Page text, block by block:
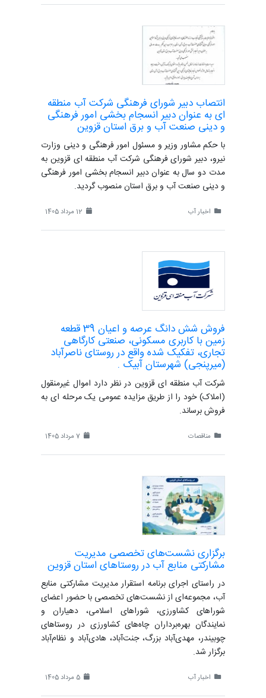
انتصاب دبیر شورای فرهنگی شرکت آب منطقه
ای به عنوان دبیر انسجام بخشی امور فرهنگی
و دینی صنعت آب و برق استان قزوین
با حکم مشاور وزیر و مسئول امور فرهنگی و دینی وزارت
نیرو، دبیر شورای فرهنگی شرکت آب منطقه ای قزوین به
مدت دو سال به عنوان دبیر انسجام بخشی امور فرهنگی
و دینی صنعت آب و برق استان منصوب گردید.
اخبار آب
فروش شش دانگ عرصه و اعیان 39 قطعه
زمین با کاربری مسکونی، صنعتی کارگاهی
تجاری، تفکیک شده واقع در روستای ناصرآباد
(میرپنجی) شهرستان آبیک .
شرکت آب منطقه ای قزوین در نظر دارد اموال غیرمنقول
(املاک) خود را از طریق مزایده عمومی یک مرحله ای به
فروش برساند.
مناقصات
برگزاری نشست‌های تخصصی مدیریت
مشارکتی منابع آب در روستاهای استان قزوین
در راستای اجرای برنامه استقرار مدیریت مشارکتی منابع
آب، مجموعه‌ای از نشست‌های تخصصی با حضور اعضای
شوراهای کشاورزی، شوراهای اسلامی، دهیاران و
نمایندگان بهره‌برداران چاه‌های کشاورزی در روستاهای
چوبیندر، مهدی‌آباد بزرگ، جنت‌آباد، هادی‌آباد و نظام‌آباد
برگزار شد.
اخبار آب